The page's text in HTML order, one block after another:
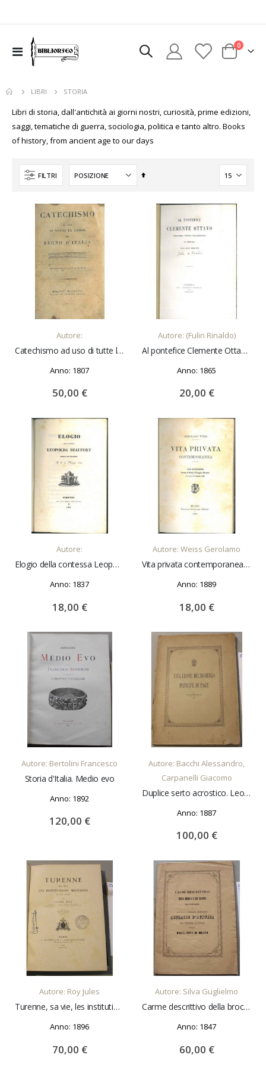
Toggle
Nav
Cart
0elementi
LIBRI STORIA
Libri di storia, dall'antichità ai giorni nostri, curiosità, prime edizioni,
saggi, tematiche di guerra, sociologia, politica e tanto altro. Books
of history, from ancient age to our days
FILTRI
Imposta
AGGIUNGI AL CARRELLO
Autore:
Catechismo ad uso di tutte le chiese del Regno d'Italia. Edizione originale ed autentica
Anno: 1807
50,00 €
AGGIUNGI AL CARRELLO
Autore: (Fulin Rinaldo)
Al pontefice Clemente Ottavo ambasceria veneta straordinaria in Ferrara nell'anno 1698
Anno: 1865
20,00 €
Autore:
Elogio della contessa Leopolda Beaufort
Anno: 1837
18,00 €
AGGIUNGI AL CARRELLO
Autore: Weiss Gerolamo
Vita privata contemporanea. Due conferenze tenute al Circolo Filologico Milanese (1889)
Anno: 1889
18,00 €
Autore: Bertolini Francesco
Storia d'Italia. Medio evo
Anno: 1892
120,00 €
AGGIUNGI AL CARRELLO
Autore: Bacchi Alessandro,
Carpanelli Giacomo
Duplice serto acrostico. Leone Decimoterzo principe di pace. Intessuto con componimenti poetici
Anno: 1887
100,00 €
AGGIUNGI AL CARRELLO
Autore: Roy Jules
Turenne, sa vie, les institutions militaires de son temps
Anno: 1896
70,00 €
AGGIUNGI AL CARRELLO
Autore: Silva Guglielmo
Carme descrittivo della brocca e del bacino. Dono sponsalizio a S.A.I.R. la serenissima Arciduchessa Adelaide d'Austria ora duchessa di Savoja offerto dalla città di Milano
Anno: 1847
60,00 €